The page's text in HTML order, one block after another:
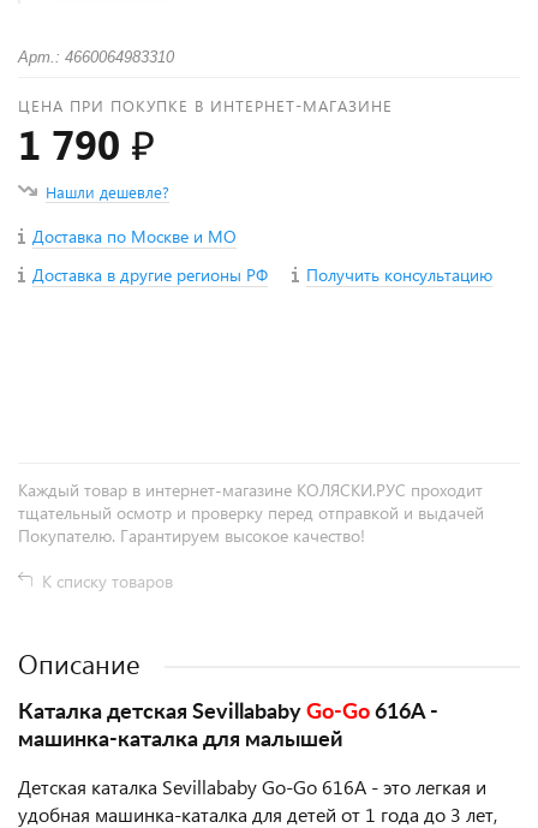
Арт.: 4660064983310
ЦЕНА ПРИ ПОКУПКЕ В ИНТЕРНЕТ-МАГАЗИНЕ
1 790 ₽
Нашли дешевле?
Доставка по Москве и МО
Доставка в другие регионы РФ
Получить консультацию
Каждый товар в интернет-магазине КОЛЯСКИ.РУС проходит
тщательный осмотр и проверку перед отправкой и выдачей
Покупателю. Гарантируем высокое качество!
К списку товаров
Описание
Каталка детская Sevillababy Go-Go 616A -
машинка-каталка для малышей
Детская каталка Sevillababy Go-Go 616A - это легкая и
удобная машинка-каталка для детей от 1 года до 3 лет,